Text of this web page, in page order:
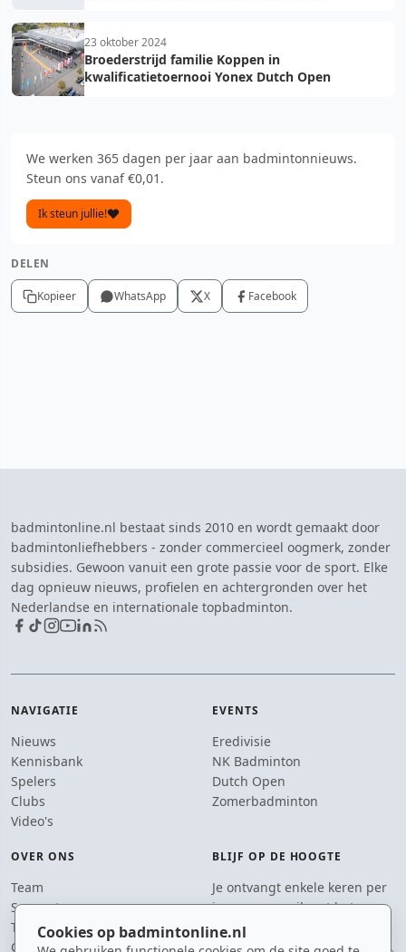
Cookies op badmintonline.nl
23 oktober 2024
Broederstrijd familie Koppen in
kwalificatietoernooi Yonex Dutch Open
We werken 365 dagen per jaar aan badmintonnieuws.
Steun ons vanaf €0,01.
Ik steun jullie!
DELEN
Kopieer WhatsApp X Facebook
badmintonline.nl bestaat sinds 2010 en wordt gemaakt door
badmintonliefhebbers - zonder commercieel oogmerk, zonder
subsidies. Gewoon vanuit een grote passie voor de sport. Elke
dag opnieuw nieuws, profielen en achtergronden over het
Nederlandse en internationale topbadminton.
NAVIGATIE
Nieuws
Kennisbank
Spelers
Clubs
Video's
EVENTS
Eredivisie
NK Badminton
Dutch Open
Zomerbadminton
OVER ONS
Team
Supporters
Tip de redactie
Contact
BLIJF OP DE HOOGTE
Je ontvangt enkele keren per
jaar een e-mail met het
laatste badmintonnieuws.